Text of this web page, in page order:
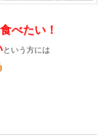
べたい！
という方には